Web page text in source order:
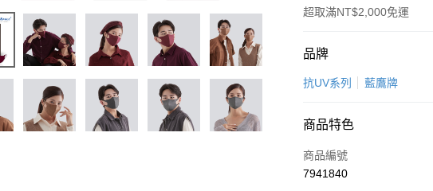
超取滿NT$2,000免運
付款方式
信用卡一次付款
Apple Pay
品牌
抗UV系列 藍鷹牌
商品特色
商品編號
7941840